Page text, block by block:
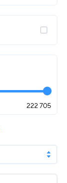
222 705